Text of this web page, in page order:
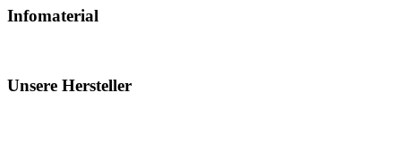
Infomaterial
Unsere Hersteller